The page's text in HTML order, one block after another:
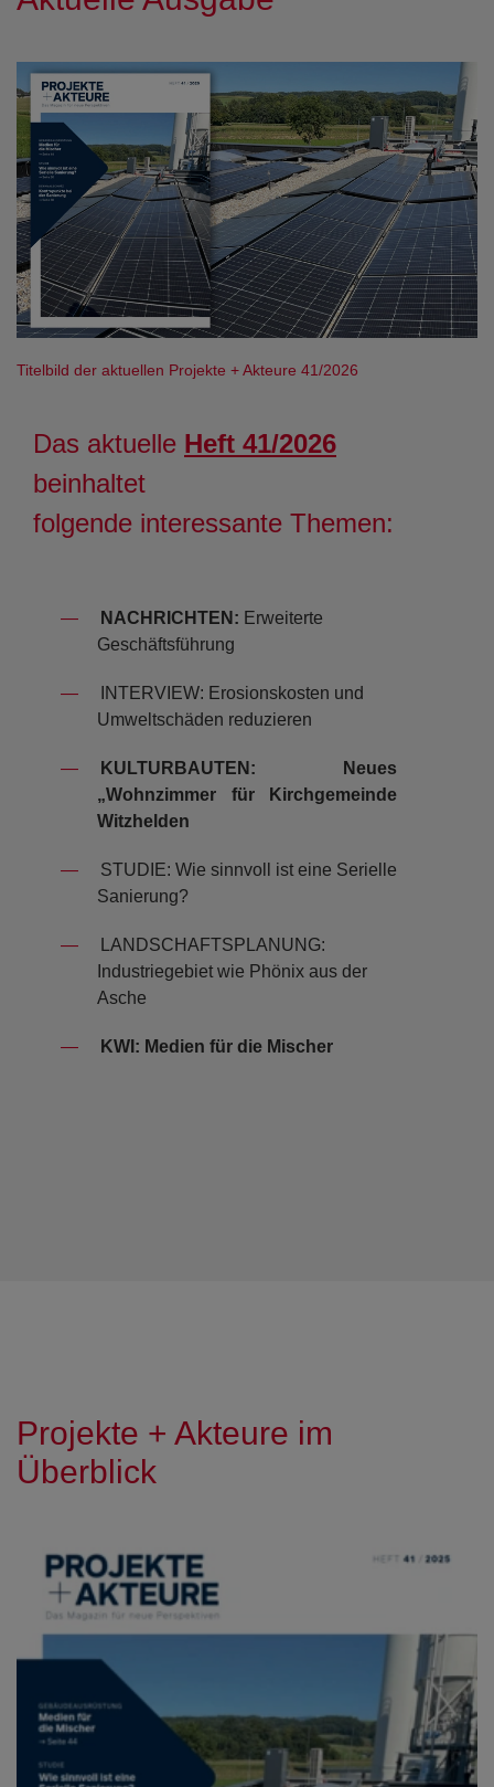
Titelbild der aktuellen Projekte + Akteure 41/2026
Das aktuelle Heft 41/2026
beinhaltet
folgende interessante Themen:
NACHRICHTEN: Erweiterte
Geschäftsführung
­INTERVIEW: Erosionskosten und
Umweltschäden reduzieren
KULTURBAUTEN: Neues
„Wohnzimmer für Kirchgemeinde
Witzhelden
­STUDIE: Wie sinnvoll ist eine Serielle
Sanierung?
­LANDSCHAFTSPLANUNG:
Industriegebiet wie Phönix aus der
Asche
KWI: Medien für die Mischer
Projekte + Akteure im
Überblick